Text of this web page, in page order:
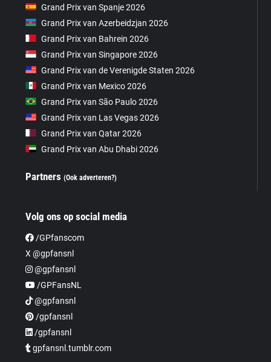
Grand Prix van Spanje 2026
Grand Prix van Azerbeidzjan 2026
Grand Prix van Bahrein 2026
Grand Prix van Singapore 2026
Grand Prix van de Verenigde Staten 2026
Grand Prix van Mexico 2026
Grand Prix van São Paulo 2026
Grand Prix van Las Vegas 2026
Grand Prix van Qatar 2026
Grand Prix van Abu Dhabi 2026
Partners(Ook adverteren?)
Volg ons op social media
/GPfanscom
X @gpfansnl
@gpfansnl
/GPFansNL
@gpfansnl
/gpfansnl
/gpfansnl
gpfansnl.tumblr.com